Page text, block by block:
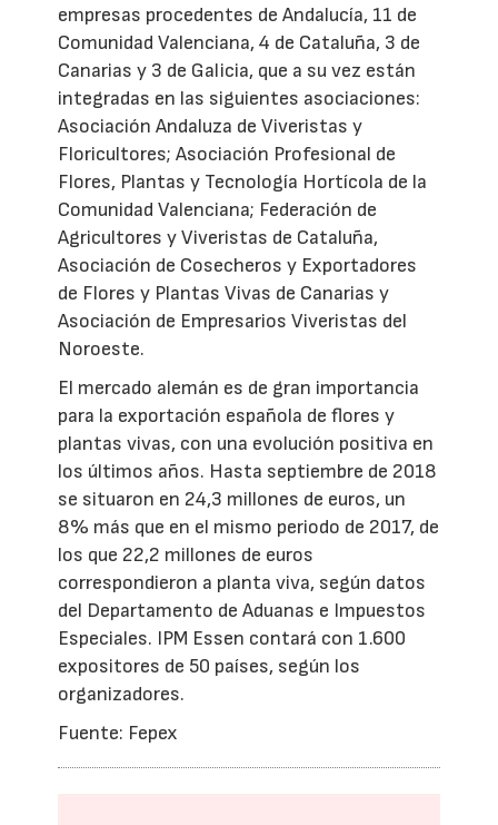
empresas procedentes de Andalucía, 11 de
Comunidad Valenciana, 4 de Cataluña, 3 de
Canarias y 3 de Galicia, que a su vez están
integradas en las siguientes asociaciones:
Asociación Andaluza de Viveristas y
Floricultores; Asociación Profesional de
Flores, Plantas y Tecnología Hortícola de la
Comunidad Valenciana; Federación de
Agricultores y Viveristas de Cataluña,
Asociación de Cosecheros y Exportadores
de Flores y Plantas Vivas de Canarias y
Asociación de Empresarios Viveristas del
Noroeste.
El mercado alemán es de gran importancia
para la exportación española de flores y
plantas vivas, con una evolución positiva en
los últimos años. Hasta septiembre de 2018
se situaron en 24,3 millones de euros, un
8% más que en el mismo periodo de 2017, de
los que 22,2 millones de euros
correspondieron a planta viva, según datos
del Departamento de Aduanas e Impuestos
Especiales. IPM Essen contará con 1.600
expositores de 50 países, según los
organizadores.
Fuente: Fepex